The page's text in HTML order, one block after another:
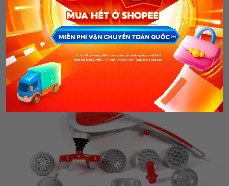
Máy massage lưng cầm tay King massager
Máy massage lưng King massager gây ấn tượng với 10 đầu
massage áp dụng các phương pháp xoa bópPattaya của
Thái Lan, phương pháp massage Shitasi của Nhật Bản và
phương pháp xoa bóp, tẩm quất cổ truyền của Việt Nam.